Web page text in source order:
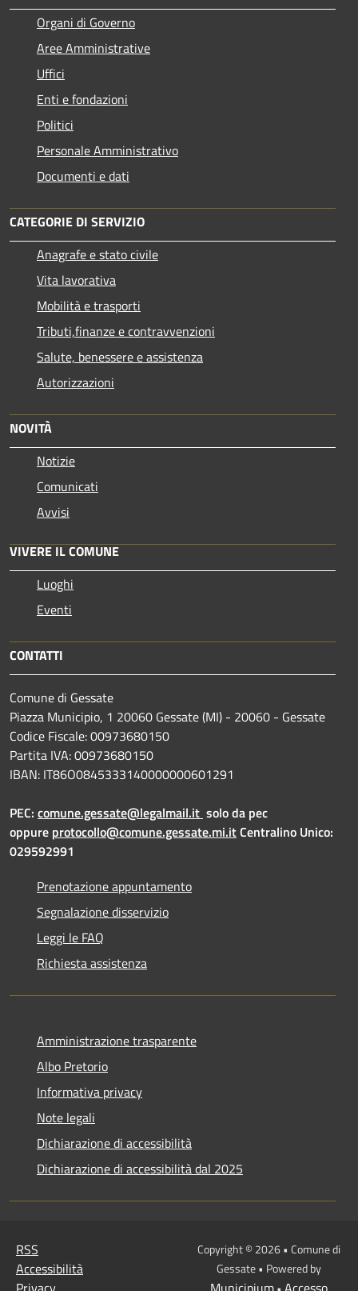
Organi di Governo
Aree Amministrative
Uffici
Enti e fondazioni
Politici
Personale Amministrativo
Documenti e dati
CATEGORIE DI SERVIZIO
Anagrafe e stato civile
Vita lavorativa
Mobilità e trasporti
Tributi,finanze e contravvenzioni
Salute, benessere e assistenza
Autorizzazioni
NOVITÀ
Notizie
Comunicati
Avvisi
VIVERE IL COMUNE
Luoghi
Eventi
CONTATTI
Comune di Gessate
Piazza Municipio, 1 20060 Gessate (MI) - 20060 - Gessate
Codice Fiscale: 00973680150
Partita IVA: 00973680150
IBAN: IT86O0845333140000000601291
PEC: comune.gessate@legalmail.it solo da pec
oppure protocollo@comune.gessate.mi.itCentralino Unico:
029592991
Prenotazione appuntamento
Segnalazione disservizio
Leggi le FAQ
Richiesta assistenza
Amministrazione trasparente
Albo Pretorio
Informativa privacy
Note legali
Dichiarazione di accessibilità
Dichiarazione di accessibilità dal 2025
RSS
Accessibilità
Copyright © 2026 • Comune di
Gessate • Powered by